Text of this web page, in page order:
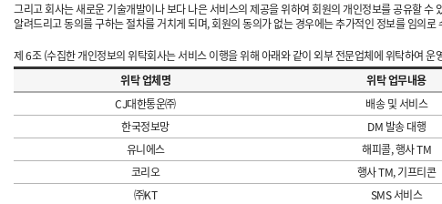
그리고 회사는 새로운 기술개발이나 보다 나은 서비스의 제공을 위하여 회원의 개인정보를 공유할
알려드리고 동의를 구하는 절차를 거치게 되며, 회원의 동의가 없는 경우에는 추가적인 정보를 임의로
제 6조 (수집한 개인정보의 위탁회사는 서비스 이행을 위해 아래와 같이 외부 전문업체에 위탁하여 운
위탁 업체명
위탁 업무내용
CJ대한통운㈜
배송 및 서비스
한국정보망
DM 발송 대행
유니에스
해피콜, 행사 TM
코리오
행사 TM, 기프티콘
㈜KT
SMS 서비스